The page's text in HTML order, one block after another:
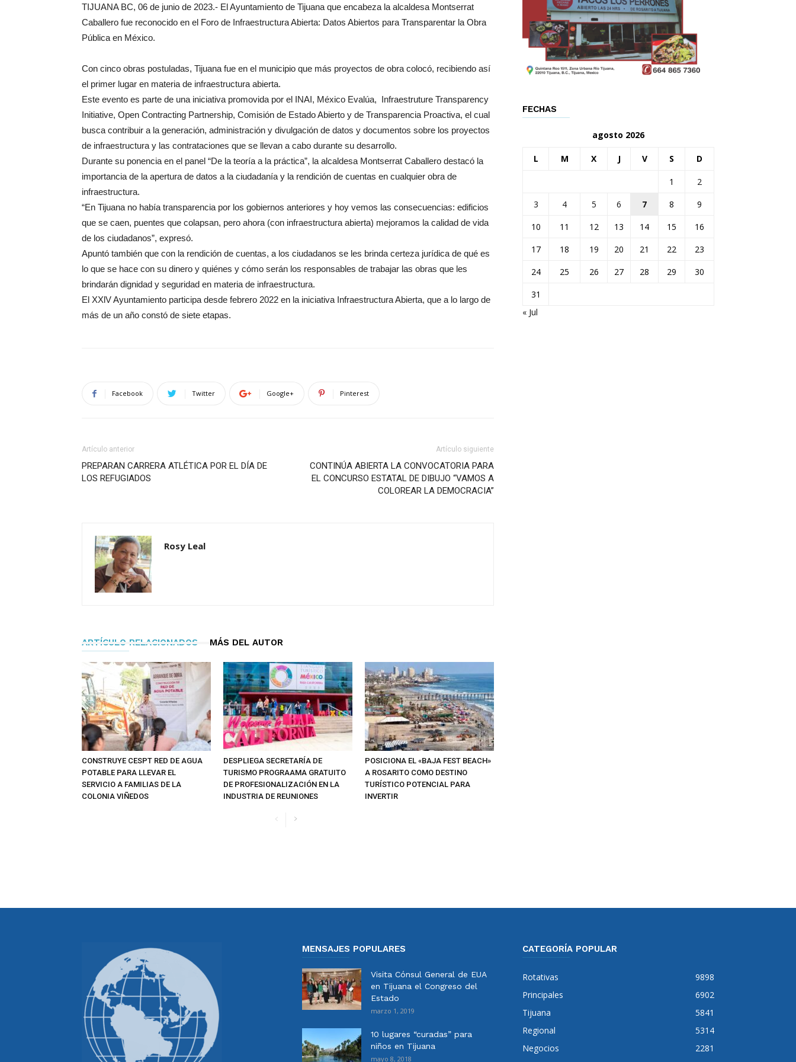
TIJUANA BC, 06 de junio de 2023.- El Ayuntamiento de Tijuana que encabeza la alcaldesa Montserrat
Caballero fue reconocido en el Foro de Infraestructura Abierta: Datos Abiertos para Transparentar la Obra
Pública en México.
Con cinco obras postuladas, Tijuana fue en el municipio que más proyectos de obra colocó, recibiendo así
el primer lugar en materia de infraestructura abierta.
Este evento es parte de una iniciativa promovida por el INAI, México Evalúa, Infraestruture Transparency
Initiative, Open Contracting Partnership, Comisión de Estado Abierto y de Transparencia Proactiva, el cual
busca contribuir a la generación, administración y divulgación de datos y documentos sobre los proyectos
de infraestructura y las contrataciones que se llevan a cabo durante su desarrollo.
Durante su ponencia en el panel “De la teoría a la práctica”, la alcaldesa Montserrat Caballero destacó la
importancia de la apertura de datos a la ciudadanía y la rendición de cuentas en cualquier obra de
infraestructura.
“En Tijuana no había transparencia por los gobiernos anteriores y hoy vemos las consecuencias: edificios
que se caen, puentes que colapsan, pero ahora (con infraestructura abierta) mejoramos la calidad de vida
de los ciudadanos”, expresó.
Apuntó también que con la rendición de cuentas, a los ciudadanos se les brinda certeza jurídica de qué es
lo que se hace con su dinero y quiénes y cómo serán los responsables de trabajar las obras que les
brindarán dignidad y seguridad en materia de infraestructura.
El XXlV Ayuntamiento participa desde febrero 2022 en la iniciativa Infraestructura Abierta, que a lo largo de
más de un año constó de siete etapas.
Facebook Twitter Google+ Pinterest
Artículo anterior
PREPARAN CARRERA ATLÉTICA POR EL DÍA DE
LOS REFUGIADOS
Artículo siguiente
CONTINÚA ABIERTA LA CONVOCATORIA PARA
EL CONCURSO ESTATAL DE DIBUJO “VAMOS A
COLOREAR LA DEMOCRACIA”
Rosy Leal
ARTÍCULO RELACIONADOS MÁS DEL AUTOR
CONSTRUYE CESPT RED DE AGUA
POTABLE PARA LLEVAR EL
SERVICIO A FAMILIAS DE LA
COLONIA VIÑEDOS
DESPLIEGA SECRETARÍA DE
TURISMO PROGRAAMA GRATUITO
DE PROFESIONALIZACIÓN EN LA
INDUSTRIA DE REUNIONES
POSICIONA EL «BAJA FEST BEACH»
A ROSARITO COMO DESTINO
TURÍSTICO POTENCIAL PARA
INVERTIR
FECHAS
agosto 2026
L M X J V S D
1
2
3
4 5 6 7 8
9
10
11 12 13 14 15
16
17
18 19 20 21 22
23
24
25 26 27 28 29
30
31
« Jul
MENSAJES POPULARES
Visita Cónsul General de EUA
en Tijuana el Congreso del
Estado
marzo 1, 2019
10 lugares “curadas” para
niños en Tijuana
mayo 8, 2018
CATEGORÍA POPULAR
Rotativas
9898
Principales
6902
Tijuana
5841
Regional
5314
Negocios
2281